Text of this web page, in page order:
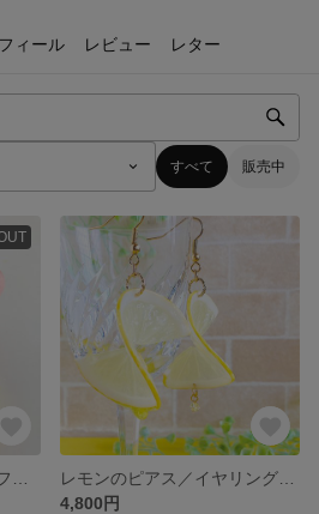
ィール レビュー レター
すべて 販売中
4,800円